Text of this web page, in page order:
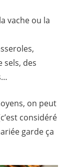
vache ou la
sels, des
on peut
considéré
garde ça